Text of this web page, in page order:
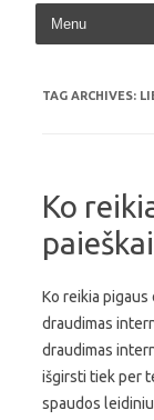
TAG ARCHIVES:
Ko
Ko reikia
draudimas
draudimas
išgirsti tiek per
spaudos